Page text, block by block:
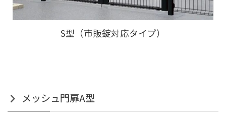
S型（市販錠対応タイプ）
メッシュ門扉A型